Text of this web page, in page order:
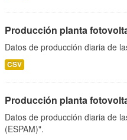
Producción planta
Datos de producción diaria de
CSV
Producción planta
Datos de producción diaria de
(ESPAM)".